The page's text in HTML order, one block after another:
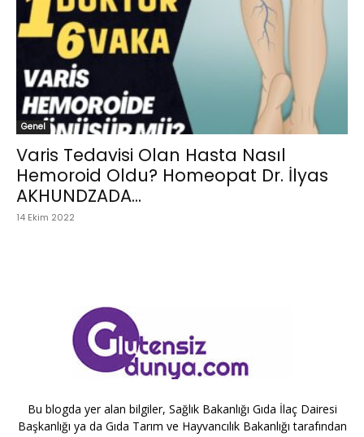
Genel
Varis Tedavisi Olan Hasta Nasıl
Hemoroid Oldu? Homeopat Dr. İlyas
AKHUNDZADA...
14 Ekim 2022
Bu blogda yer alan bilgiler, Sağlık Bakanlığı Gıda İlaç Dairesi
Başkanlığı ya da Gıda Tarım ve Hayvancılık Bakanlığı tarafından